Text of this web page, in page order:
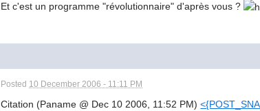
Et c'est un programme "révolutionnaire" d'après vous ?
Posted 10 December 2006 - 11:11 PM
Citation (Paname @ Dec 10 2006, 11:52 PM)